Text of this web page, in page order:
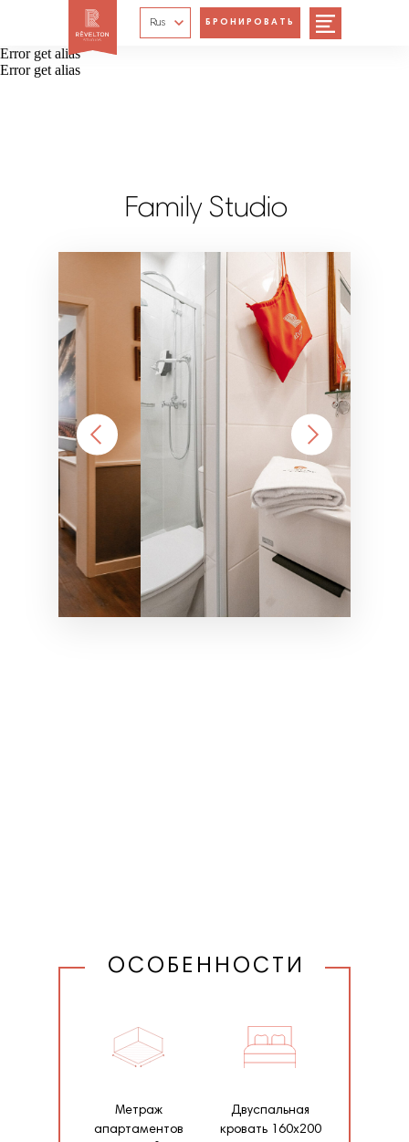
БРОНИРОВАТЬ
Rus
Error get alias
Error get alias
Family Studio
Двуспальная
кровать 160х200
Метраж
апартаментов
ОСОБЕННОСТИ